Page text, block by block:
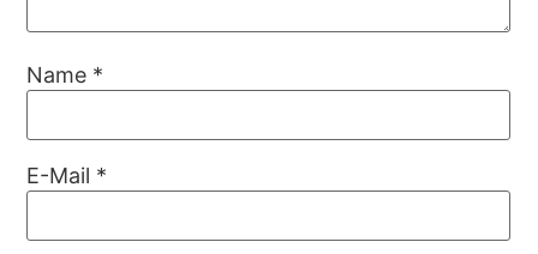
Name *
E-Mail *